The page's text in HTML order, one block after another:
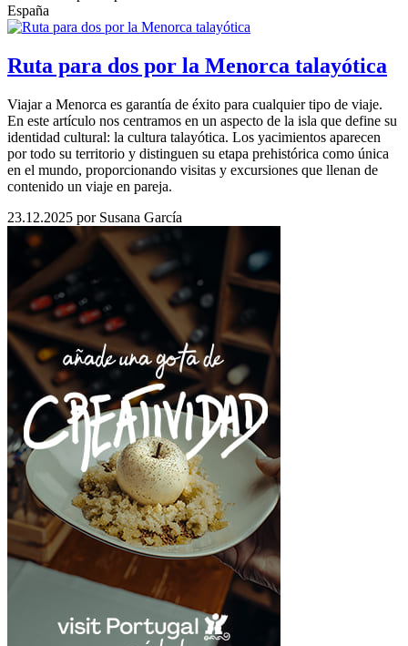
España
Ruta para dos por la Menorca talayótica
Viajar a Menorca es garantía de éxito para cualquier tipo de viaje.
En este artículo nos centramos en un aspecto de la isla que define su
identidad cultural: la cultura talayótica. Los yacimientos aparecen
por todo su territorio y distinguen su etapa prehistórica como única
en el mundo, proporcionando visitas y excursiones que llenan de
contenido un viaje en pareja.
23.12.2025 por Susana García